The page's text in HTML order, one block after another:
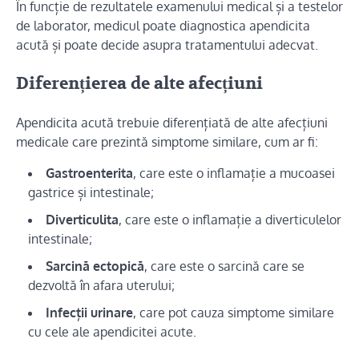
În funcție de rezultatele examenului medical și a testelor
de laborator, medicul poate diagnostica apendicita
acută și poate decide asupra tratamentului adecvat.
Diferențierea de alte afecțiuni
Apendicita acută trebuie diferențiată de alte afecțiuni
medicale care prezintă simptome similare, cum ar fi:
Gastroenterita, care este o inflamație a mucoasei
gastrice și intestinale;
Diverticulita, care este o inflamație a diverticulelor
intestinale;
Sarcină ectopică, care este o sarcină care se
dezvoltă în afara uterului;
Infecții urinare, care pot cauza simptome similare
cu cele ale apendicitei acute.